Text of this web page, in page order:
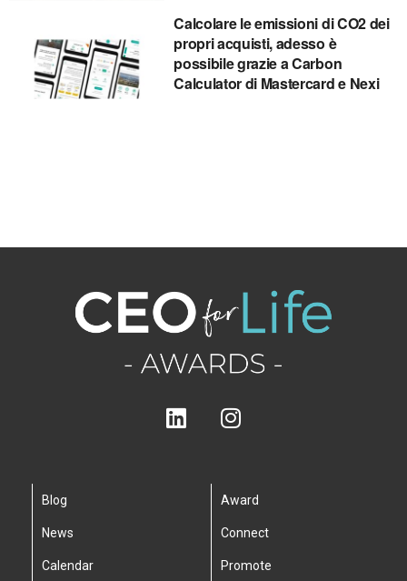
Calcolare le emissioni di CO2 dei
propri acquisti, adesso è
possibile grazie a Carbon
Calculator di Mastercard e Nexi
Blog
News
Calendar
Award
Connect
Promote